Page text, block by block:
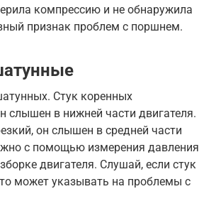
компрессию и не обнаружила
признак проблем с поршнем.
Стук коренных
слышен в нижней части двигателя.
он слышен в средней части
с помощью измерения давления
двигателя. Слушай, если стук
может указывать на проблемы с